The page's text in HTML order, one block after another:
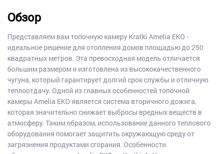
Обзор
Представляем вам топочную камеру Kratki Amelia EKO -
идеальное решение для отопления домов площадью до 250
квадратных метров. Эта превосходная модель отличается
большим размером и изготовлена из высококачественного
чугуна, который гарантирует долгий срок службы и отличную
теплоотдачу. Одной из главных особенностей топочной
камеры Amelia EKO является система вторичного дожига,
которая значительно снижает выбросы вредных веществ в
атмосферу. Таким образом, использование данного теплового
оборудования помогает защитить окружающую среду от
загрязнения продуктами сгорания. Особенности